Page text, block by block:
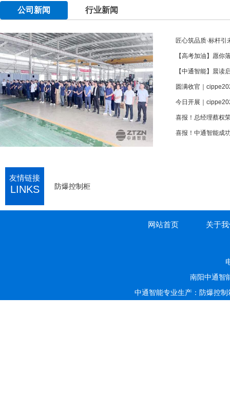
公司新闻 行业新闻
匠心筑品质·标杆引
【高考加油】愿你
【中通智能】晨读
圆满收官｜
今日开展｜
喜报！中通智能成
友情链接
LINKS 防爆控制柜
网站首页 关于
南阳中通智
中通智能专业生产：防爆控